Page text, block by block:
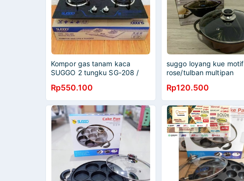
Kompor gas tanam kaca
SUGGO 2 tungku SG-208 /
Biru
Rp550.100
suggo loyang kue motif
rose/tulban multipan
Rp120.500